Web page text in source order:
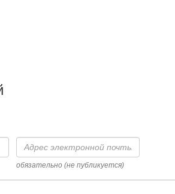
Адрес
электронной
почты
обязательно (не публикуется)